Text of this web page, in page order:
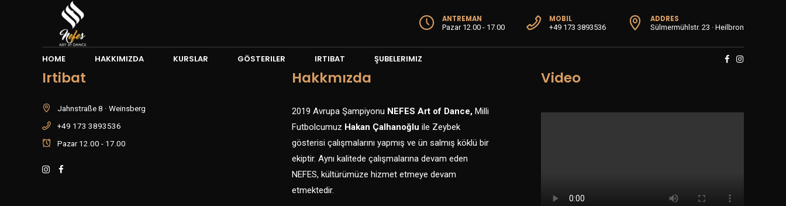
ANTREMAN
Pazar 12.00 - 17.00
MOBIL
+49 173 3893536
ADDRES
Sülmermühlstr. 23 · Heilbron
HOME HAKKIMIZDA KURSLAR GÖSTERILER IRTIBAT ŞUBELERIMIZ
Irtibat
Jahnstraße 8 · Weinsberg
+49 173 3893536
Pazar 12.00 - 17.00
Hakkmızda
2019 Avrupa Şampiyonu NEFES Art of Dance, Milli
Futbolcumuz Hakan Çalhanoğlu ile Zeybek
gösterisi çalışmalarını yapmış ve ün salmış köklü bir
ekiptir. Aynı kalitede çalışmalarına devam eden
NEFES, kültürümüze hizmet etmeye devam
etmektedir.
Video